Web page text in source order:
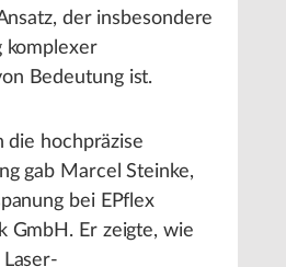
der insbesondere
komplexer
Bedeutung ist.
die hochpräzise
gab Marcel Steinke,
bei EPflex
GmbH. Er zeigte, wie